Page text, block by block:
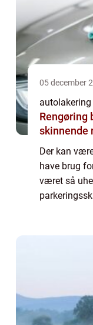
05 december
autolakering
Rengøring
skinnende
Der kan
have brug
været så